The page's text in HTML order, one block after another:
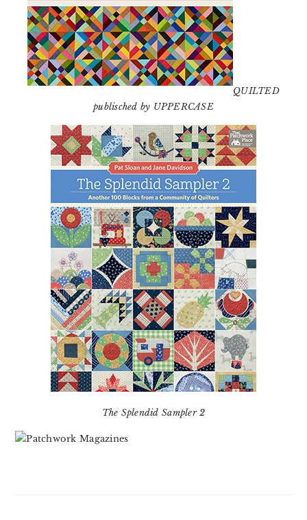
QUILTED
publisched by UPPERCASE
The Splendid Sampler 2